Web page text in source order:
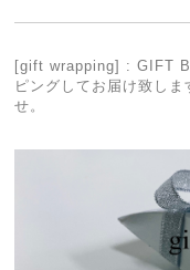
[gift wrapping] : GIFT
ピングしてお届け致し
せ。